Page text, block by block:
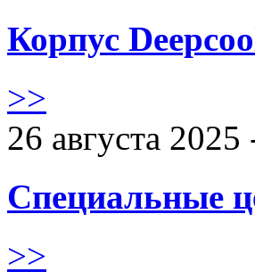
Корпус
>>
26 августа
Специальные
>>